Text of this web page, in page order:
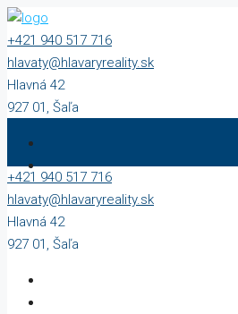
+421 940 517 716
hlavaty@hlavaryreality.sk
Hlavná 42
927 01, Šaľa
+421 940 517 716
hlavaty@hlavaryreality.sk
Hlavná 42
927 01, Šaľa